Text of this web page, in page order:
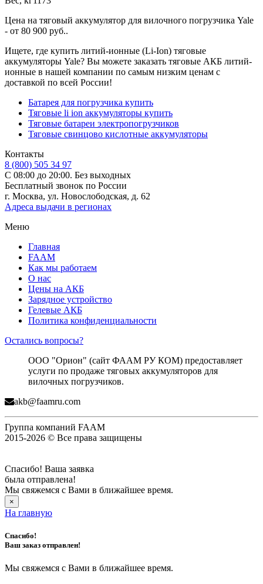
Цена на тяговый аккумулятор для вилочного погрузчика Yale
- от 80 900 руб..
Ищете, где купить литий-ионные (Li-Ion) тяговые
аккумуляторы Yale? Вы можете заказать тяговые АКБ литий-
ионные в нашей компании по самым низким ценам с
доставкой по всей России!
Батарея для погрузчика купить
Тяговые li ion аккумуляторы купить
Тяговые батареи электропогрузчиков
Тяговые свинцово кислотные аккумуляторы
Контакты
8 (800) 505 34 97
С 08:00 до 20:00. Без выходных
Бесплатный звонок по России
г. Москва, ул. Новослободская, д. 62
Адреса выдачи в регионах
Меню
Главная
FAAM
Как мы работаем
О нас
Цены на АКБ
Зарядное устройство
Гелевые АКБ
Политика конфиденциальности
Остались вопросы?
ООО "Орион" (сайт ФААМ РУ КОМ) предоставляет
услуги по продаже тяговых аккумуляторов для
вилочных погрузчиков.
akb@faamru.com
Группа компаний FAAM
2015-2026 © Все права защищены
Спасибо! Ваша заявка
была отправлена!
Мы свяжемся с Вами в ближайшее время.
×
На главную
Спасибо!
Ваш заказ отправлен!
Мы свяжемся с Вами в ближайшее время.